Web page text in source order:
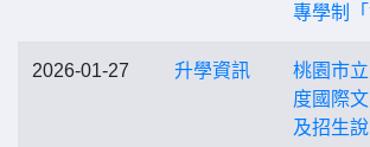
專學制
2026-01-27 升學資訊
桃園市
度國際
及招生